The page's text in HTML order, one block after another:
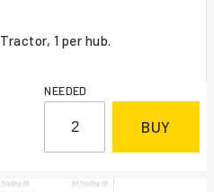
Tractor, 1 per hub.
NEEDED
BUY